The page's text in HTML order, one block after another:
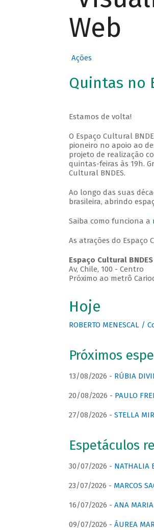
Web
Ações
Quintas no
Estamos de volta!
O Espaço Cultural
pioneiro no apoio ao
projeto de realização
quintas-feiras às 19h.
Cultural BNDES.
Ao longo das suas
brasileira, abrindo
Saiba como funciona a
As atrações do Espaço
Espaço Cultural BNDES
Av, Chile, 100 - Centro
Próximo ao metrô
Hoje
ROBERTO MENESCAL
Próximos
13/08/2026 - RÚBIA
20/08/2026 - PAULO
27/08/2026 - STELLA
Espetáculos
30/07/2026 - NATHALIA
23/07/2026 - MARCOS
16/07/2026 - ANA
09/07/2026 - ÁUREA